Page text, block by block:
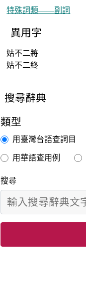
釋
特殊詞類——副詞
異用字
姑不二將
姑不二終
搜尋辭典
類型
用臺灣台語查詞目
用華語查用例
搜尋